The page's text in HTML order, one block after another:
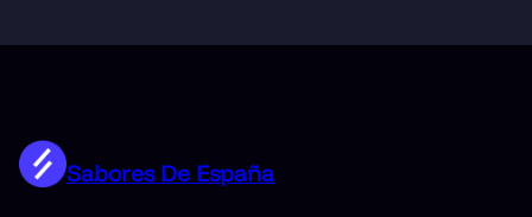
Sabores De España